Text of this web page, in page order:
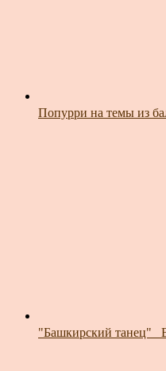
Попурри на темы из
"Башкирский танец"_